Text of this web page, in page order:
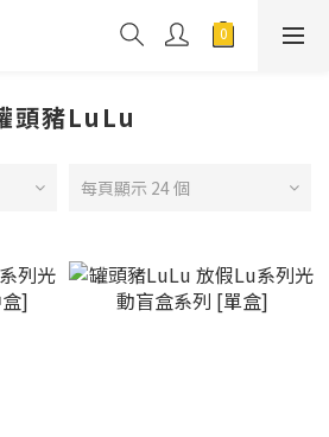
頭豬LuLu
每頁顯示 24 個